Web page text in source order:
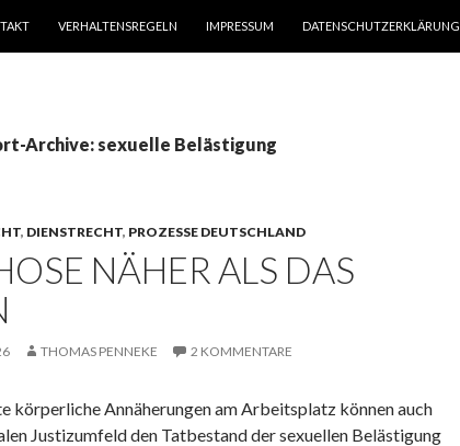
VERHALTENSREGELN IMPRESSUM DATENSCHUTZERKLÄRUNG
Archive: sexuelle Belästigung
, DIENSTRECHT, PROZESSE DEUTSCHLAND
NÄHER ALS DAS
THOMAS PENNEKE 2 KOMMENTARE
körperliche Annäherungen am Arbeitsplatz können auch
Justizumfeld den Tatbestand der sexuellen Belästigung